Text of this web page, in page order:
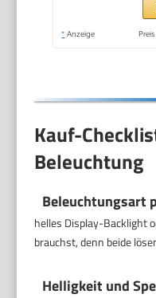
* Anzeige
Kauf-
Beleuchtung
Beleuchtungsart
helles Display-Backlight
brauchst, denn beide
Helligkeit und